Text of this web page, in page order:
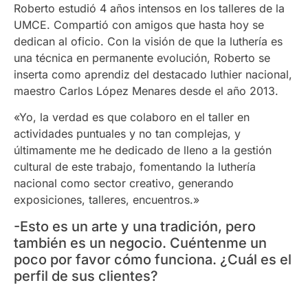
Roberto estudió 4 años intensos en los talleres de la
UMCE. Compartió con amigos que hasta hoy se
dedican al oficio. Con la visión de que la luthería es
una técnica en permanente evolución, Roberto se
inserta como aprendiz del destacado luthier nacional,
maestro Carlos López Menares desde el año 2013.
«Yo, la verdad es que colaboro en el taller en
actividades puntuales y no tan complejas, y
últimamente me he dedicado de lleno a la gestión
cultural de este trabajo, fomentando la luthería
nacional como sector creativo, generando
exposiciones, talleres, encuentros.»
-Esto es un arte y una tradición, pero
también es un negocio. Cuéntenme un
poco por favor cómo funciona. ¿Cuál es el
perfil de sus clientes?